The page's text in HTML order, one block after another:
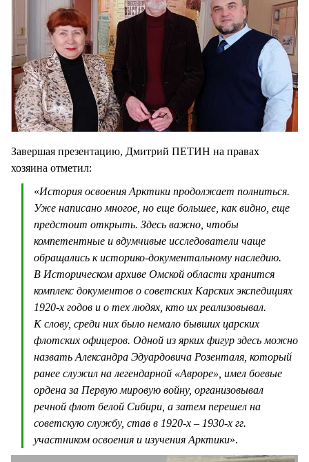
Завершая презентацию, Дмитрий ПЕТИН на правах
хозяина отметил:
«История освоения Арктики продолжает полниться.
Уже написано многое, но еще большее, как видно, еще
предстоит открыть. Здесь важно, чтобы
компетентные и вдумчивые исследователи чаще
обращались к историко-документальному наследию.
В Историческом архиве Омской области хранится
комплекс документов о советских Карских экспедициях
1920-х годов и о тех людях, кто их реализовывал.
К слову, среди них было немало бывших царских
флотских офицеров. Одной из ярких фигур здесь можно
назвать Александра Эдуардовича Розенталя, который
ранее служил на легендарной «Авроре», имел боевые
ордена за Первую мировую войну, организовывал
речной флот белой Сибири, а затем перешел на
советскую службу, став в 1920-х – 1930-х гг.
участником освоения и изучения Арктики».